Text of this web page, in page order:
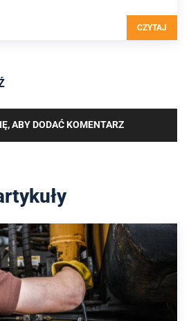
CZYTAJ
ABY DODAĆ KOMENTARZ